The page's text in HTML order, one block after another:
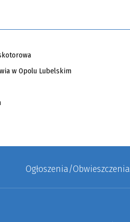
Ogłoszenia/Obwieszczenia